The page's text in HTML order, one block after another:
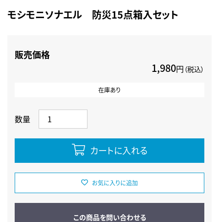
モシモニソナエル 防災15点箱入セット
販売価格
1,980円 （税込）
在庫あり
数量
カートに入れる
お気に入りに追加
この商品を問い合わせる